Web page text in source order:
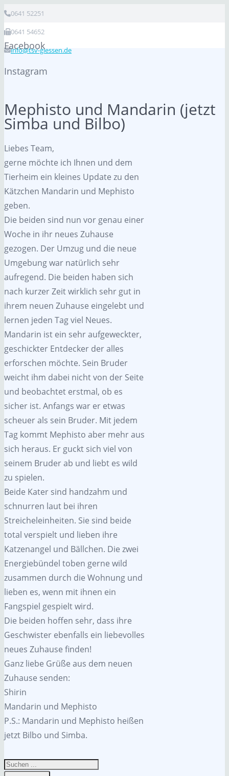
0641 52251
0641 54652
info@tsv-giessen.de
Facebook
Instagram
Mephisto und Mandarin (jetzt
Simba und Bilbo)
Liebes Team,
gerne möchte ich Ihnen und dem
Tierheim ein kleines Update zu den
Kätzchen Mandarin und Mephisto
geben.
Die beiden sind nun vor genau einer
Woche in ihr neues Zuhause
gezogen. Der Umzug und die neue
Umgebung war natürlich sehr
aufregend. Die beiden haben sich
nach kurzer Zeit wirklich sehr gut in
ihrem neuen Zuhause eingelebt und
lernen jeden Tag viel Neues.
Mandarin ist ein sehr aufgeweckter,
geschickter Entdecker der alles
erforschen möchte. Sein Bruder
weicht ihm dabei nicht von der Seite
und beobachtet erstmal, ob es
sicher ist. Anfangs war er etwas
scheuer als sein Bruder. Mit jedem
Tag kommt Mephisto aber mehr aus
sich heraus. Er guckt sich viel von
seinem Bruder ab und liebt es wild
zu spielen.
Beide Kater sind handzahm und
schnurren laut bei ihren
Streicheleinheiten. Sie sind beide
total verspielt und lieben ihre
Katzenangel und Bällchen. Die zwei
Energiebündel toben gerne wild
zusammen durch die Wohnung und
lieben es, wenn mit ihnen ein
Fangspiel gespielt wird.
Die beiden hoffen sehr, dass ihre
Geschwister ebenfalls ein liebevolles
neues Zuhause finden!
Ganz liebe Grüße aus dem neuen
Zuhause senden:
Shirin
Mandarin und Mephisto
P.S.: Mandarin und Mephisto heißen
jetzt Bilbo und Simba.